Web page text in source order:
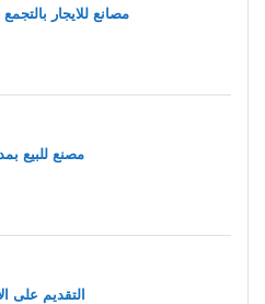
مصانع للايجار بالتجمع 60 مصنع للايجار
70 مصنع للبيع
التقديم على